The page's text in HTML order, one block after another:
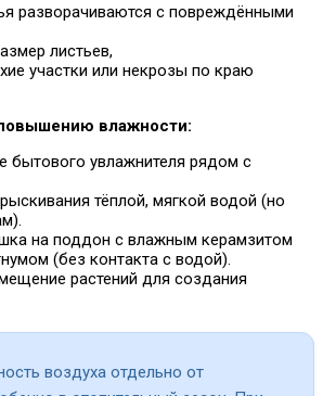
разворачиваются с повреждёнными
листьев,
участки или некрозы по краю
влажности:
бытового увлажнителя рядом с
тёплой, мягкой водой (но
на поддон с влажным керамзитом
(без контакта с водой).
растений для создания
воздуха отдельно от